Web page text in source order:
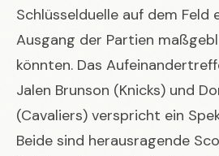
Schlüsselduelle auf dem
Ausgang der Partien
könnten. Das
Jalen Brunson (Knicks) und
(Cavaliers) verspricht ein
Beide sind herausragende